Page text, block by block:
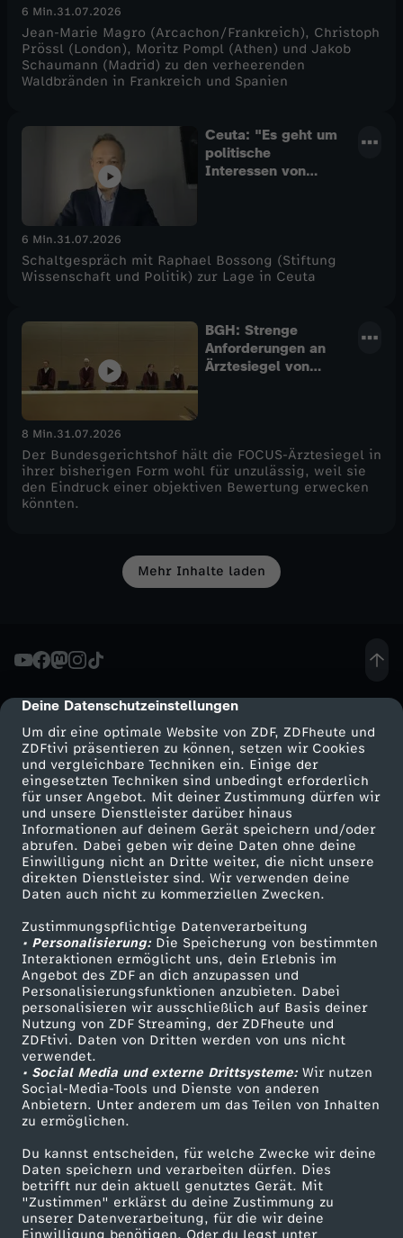
cmp-dialog-description
Deine Datenschutzeinstellungen
Um dir eine optimale Website von ZDF, ZDFheute und
ZDFtivi präsentieren zu können, setzen wir Cookies
und vergleichbare Techniken ein. Einige der
eingesetzten Techniken sind unbedingt erforderlich
für unser Angebot. Mit deiner Zustimmung dürfen wir
und unsere Dienstleister darüber hinaus
Informationen auf deinem Gerät speichern und/oder
abrufen. Dabei geben wir deine Daten ohne deine
Einwilligung nicht an Dritte weiter, die nicht unsere
direkten Dienstleister sind. Wir verwenden deine
Daten auch nicht zu kommerziellen Zwecken.
Zustimmungspflichtige Datenverarbeitung
• Personalisierung:Die Speicherung von bestimmten
Interaktionen ermöglicht uns, dein Erlebnis im
Angebot des ZDF an dich anzupassen und
Personalisierungsfunktionen anzubieten. Dabei
personalisieren wir ausschließlich auf Basis deiner
Nutzung von ZDF Streaming, der ZDFheute und
ZDFtivi. Daten von Dritten werden von uns nicht
verwendet.
• Social Media und externe Drittsysteme:Wir nutzen
Social-Media-Tools und Dienste von anderen
Anbietern. Unter anderem um das Teilen von Inhalten
zu ermöglichen.
Du kannst entscheiden, für welche Zwecke wir deine
Daten speichern und verarbeiten dürfen. Dies
betrifft nur dein aktuell genutztes Gerät. Mit
"Zustimmen" erklärst du deine Zustimmung zu
unserer Datenverarbeitung, für die wir deine
Einwilligung benötigen. Oder du legst unter
6 Min.31.07.2026
Jean-Marie Magro (Arcachon/Frankreich), Christoph
Prössl (London), Moritz Pompl (Athen) und Jakob
Schaumann (Madrid) zu den verheerenden
Waldbränden in Frankreich und Spanien
Ceuta: "Es geht um
politische
Interessen von
6 Min.31.07.2026
Schaltgespräch mit Raphael Bossong (Stiftung
Wissenschaft und Politik) zur Lage in Ceuta
BGH: Strenge
Anforderungen an
Ärztesiegel von
8 Min.31.07.2026
Der Bundesgerichtshof hält die FOCUS-Ärztesiegel in
ihrer bisherigen Form wohl für unzulässig, weil sie
den Eindruck einer objektiven Bewertung erwecken
könnten.
Mehr Inhalte laden
Mehr ZDF
ZDF-Apps
Smart TV
ZDFtext
Livestreams
Sendungen A-Z
TV-Programm
Service
ZDFmitreden
Kontakt zum ZDF
Tickets
Zuschauerservice
Hilfe
ZDF Unternehmen
Karriere
ZDF goes Schule
Werbefernsehen
Mainzelmännchen